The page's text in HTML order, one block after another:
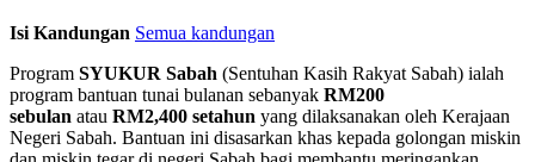
Isi Kandungan Semua kandungan
Program SYUKUR Sabah (Sentuhan Kasih Rakyat Sabah) ialah
program bantuan tunai bulanan sebanyak RM200
sebulan atau RM2,400 setahun yang dilaksanakan oleh Kerajaan
Negeri Sabah. Bantuan ini disasarkan khas kepada golongan miskin